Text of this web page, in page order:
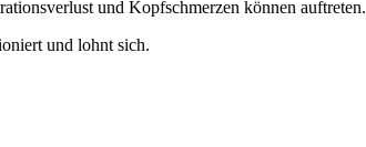
und Kopfschmerzen können auftreten.
und lohnt sich.